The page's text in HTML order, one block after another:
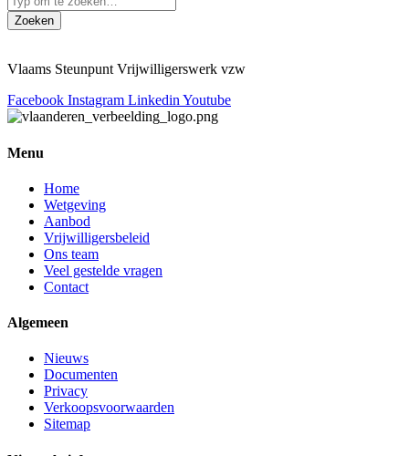
Zoeken
Vlaams Steunpunt Vrijwilligerswerk vzw
Facebook Instagram Linkedin Youtube
Menu
Home
Wetgeving
Aanbod
Vrijwilligersbeleid
Ons team
Veel gestelde vragen
Contact
Algemeen
Nieuws
Documenten
Privacy
Verkoopsvoorwaarden
Sitemap